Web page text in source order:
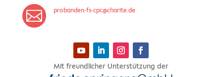
 probanden-fs-cpc@charite.de
Mit freundlicher Unterstützung der